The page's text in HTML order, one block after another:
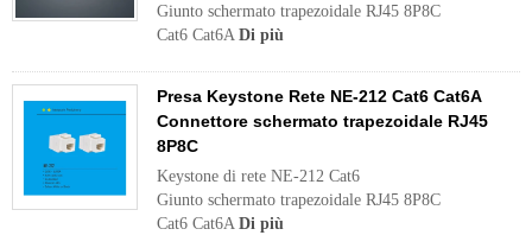
Giunto schermato trapezoidale RJ45 8P8C
Cat6 Cat6A Di più
Presa Keystone Rete NE-212 Cat6 Cat6A
Connettore schermato trapezoidale RJ45
8P8C
Keystone di rete NE-212 Cat6
Giunto schermato trapezoidale RJ45 8P8C
Cat6 Cat6A Di più